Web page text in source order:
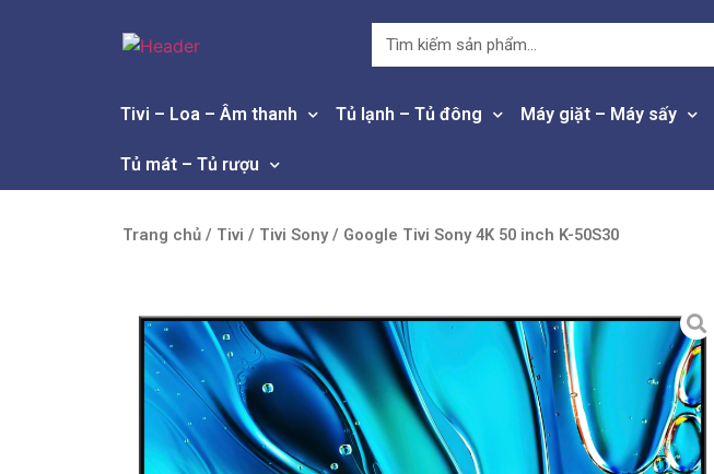
Tivi – Loa – Âm thanh Tủ lạnh – Tủ đông Máy giặt – Máy sấy
Tủ mát – Tủ rượu
Trang chủ / Tivi / Tivi Sony/ Google Tivi Sony 4K 50 inch K-50S30